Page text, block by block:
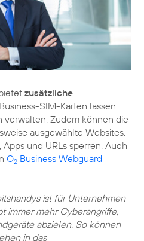
zusätzliche
SIM-Karten lassen
verwalten. Zudem können die
ausgewählte Websites,
und URLs sperren. Auch
O2 Business Webguard
ist für Unternehmen
immer mehr Cyberangriffe,
abzielen. So können
in das